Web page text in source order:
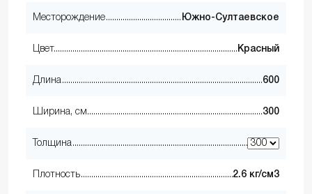
Месторождение Южно-Султаевское
Цвет Красный
Длина 600
Ширина, см 300
Толщина
Плотность 2.6 кг/см3